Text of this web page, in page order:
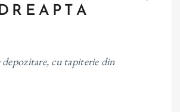
cu tapiterie din